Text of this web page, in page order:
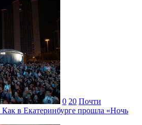
0 20 Почти
в Екатеринбурге прошла «Ночь